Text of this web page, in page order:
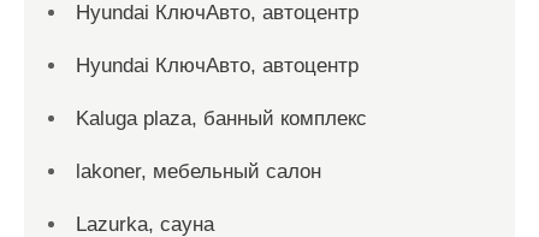
Hyundai КлючАвто, автоцентр
Hyundai КлючАвто, автоцентр
Kaluga plaza, банный комплекс
lakoner, мебельный салон
Lazurka, сауна